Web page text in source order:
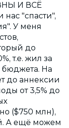
И ВСЁ
"спасти",
У меня
до
т.е. жил за
бюджета. На
до аннексии
от 3,5% до
($750 млн),
А ещё можем